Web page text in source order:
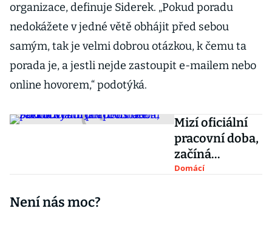
organizace, definuje Siderek. „Pokud poradu
nedokážete v jedné větě obhájit před sebou
samým, tak je velmi dobrou otázkou, k čemu ta
porada je, a jestli nejde zastoupit e-mailem nebo
online hovorem,“ podotýká.
Mizí oficiální
pracovní doba,
začíná
syndrom
Domácí
Není nás moc?